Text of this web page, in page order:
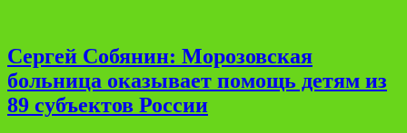
Сергей Собянин: Морозовская
больница оказывает помощь детям из
89 субъектов России